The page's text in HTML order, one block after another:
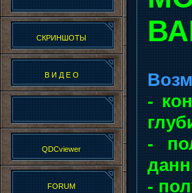
СКРИНШОТЫ
В И Д Е О
QDCviewer
FORUM
-
-
-